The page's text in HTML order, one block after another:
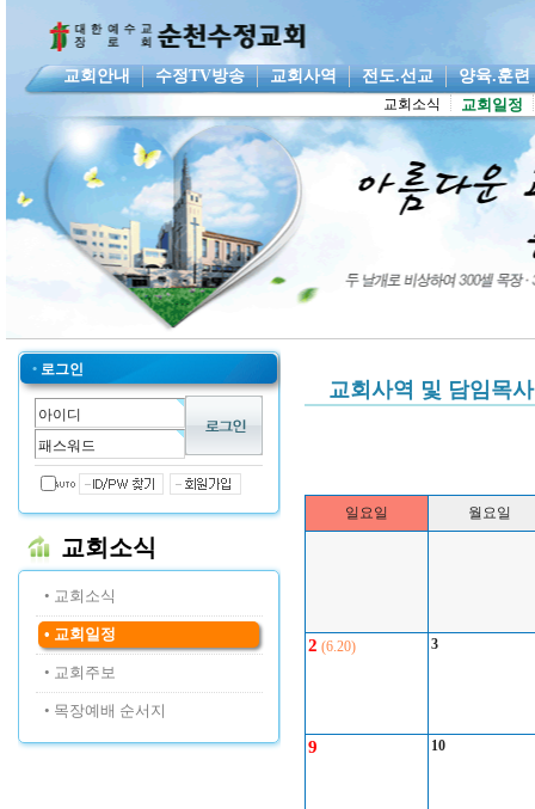
교회안내 수정TV방송 교회사역 전도.선교 양육.훈
교회소식 교회일정
• 로그인
교회소식
• 교회소식
• 교회일정
• 교회주보
• 목장예배 순서지
교회사역 및 담임목
일요일 월요일
2 (6.20) 3
9 10